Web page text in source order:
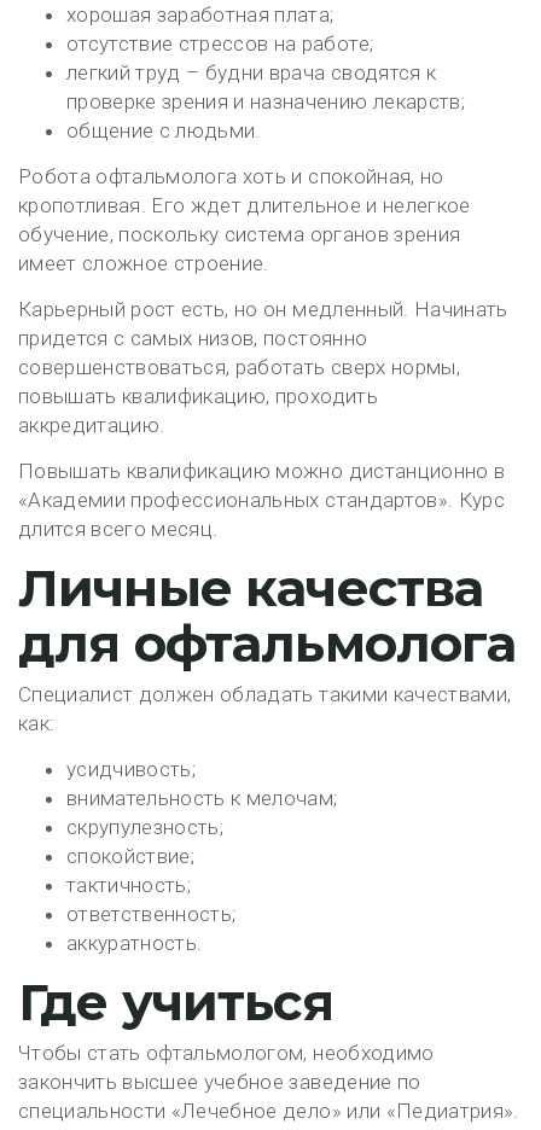
хорошая заработная плата;
отсутствие стрессов на работе;
легкий труд – будни врача сводятся к
проверке зрения и назначению лекарств;
общение с людьми.
Робота офтальмолога хоть и спокойная, но
кропотливая. Его ждет длительное и нелегкое
обучение, поскольку система органов зрения
имеет сложное строение.
Карьерный рост есть, но он медленный. Начинать
придется с самых низов, постоянно
совершенствоваться, работать сверх нормы,
повышать квалификацию, проходить
аккредитацию.
Повышать квалификацию можно дистанционно в
«Академии профессиональных стандартов». Курс
длится всего месяц.
Личные качества
для офтальмолога
Специалист должен обладать такими качествами,
как:
усидчивость;
внимательность к мелочам;
скрупулезность;
спокойствие;
тактичность;
ответственность;
аккуратность.
Где учиться
Чтобы стать офтальмологом, необходимо
закончить высшее учебное заведение по
специальности «Лечебное дело» или «Педиатрия».